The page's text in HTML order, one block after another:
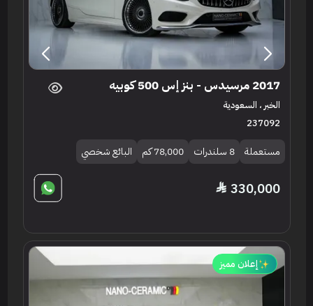
2017 مرسيدس - بنز إس 500 كوبيه
الخبر ، السعودية
237092
مستعملة 8 سلندرات 78,000 كم البائع شخصي
330,000
إعلان مميز